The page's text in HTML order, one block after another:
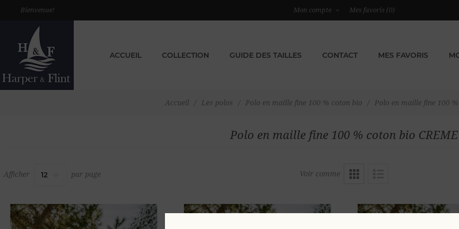
Bienvenue! Mon compte Mes favoris (0)
ACCUEIL COLLECTION GUIDE DES TAILLES CONTACT MES FAVORIS
Accueil / Les polos / Polo en maille fine 100 % coton bio / Polo en maille fine 100
Polo en maille fine 100 % coton bio CREME
Voir comme
Afficher par page